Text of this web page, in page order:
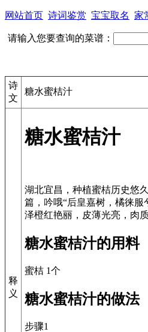
网站首页 诗词鉴赏 宝宝取名 家
请输入您要查询的菜谱：
诗
文
糖水蜜桔汁
释
义
糖水蜜桔汁
湖北宜昌，种植蜜桔历史悠
篇，吟哦“后皇嘉树，橘徕
糖水蜜桔汁的用料
蜜桔 1个
糖水蜜桔汁的做法
步骤1